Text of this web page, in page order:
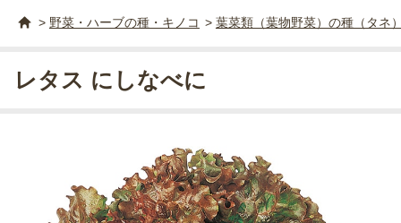
> 野菜・ハーブの種・キノコ > 葉菜類（葉物野菜）の種（タネ
レタス にしなべに